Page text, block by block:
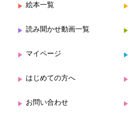
絵本一覧
読み聞かせ動画一覧
マイページ
はじめての方へ
お問い合わせ